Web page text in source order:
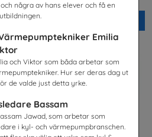
några av hans elever och få en
Emilia
och Viktor som båda arbetar som
Hur ser deras dag ut
de valde just detta yrke.
Bassam
Jawad, som arbetar som
i kyl- och värmepumpbranschen.